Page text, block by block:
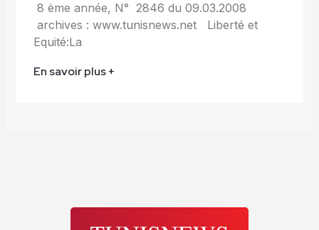
8 ème année, N° 2846 du 09.03.2008
archives : www.tunisnews.net Liberté et
Equité:La
En savoir plus +